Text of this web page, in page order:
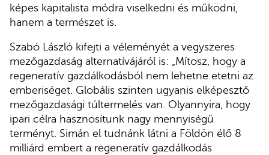
képes kapitalista módra viselkedni és működni,
hanem a természet is.
Szabó László kifejti a véleményét a vegyszeres
mezőgazdaság alternatívájáról is: „Mítosz, hogy a
regeneratív gazdálkodásból nem lehetne etetni az
emberiséget. Globális szinten ugyanis elképesztő
mezőgazdasági túltermelés van. Olyannyira, hogy
ipari célra hasznosítunk nagy mennyiségű
terményt. Simán el tudnánk látni a Földön élő 8
milliárd embert a regeneratív gazdálkodás